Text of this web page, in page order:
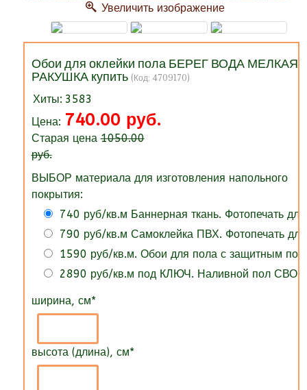
Увеличить изображение
Обои для оклейки пола БЕРЕГ ВОДА МЕЛКАЯ
РАКУШКА купить (Код: 4709170)
Хиты: 3583
Цена: 740.00 руб.
Старая цена1050.00
руб.
ВЫБОР материала для изготовления напольного
покрытия:
740 руб/кв.м Баннерная ткань. Фотопечать
790 руб/кв.м Самоклейка ПВХ. Фотопечать
1590 руб/кв.м. Обои для пола с защитным
2890 руб/кв.м под КЛЮЧ. Наливной пол
ширина, см*
высота (длина), см*